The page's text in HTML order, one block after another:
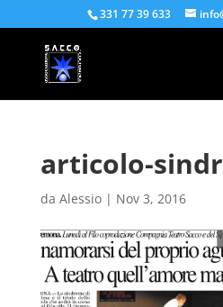
331 77 39 633
articolo-
da Alessio| Nov 3, 2016